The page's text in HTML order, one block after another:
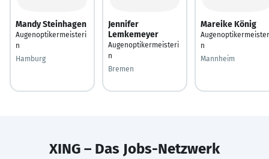
Mandy Steinhagen
Augenoptikermeisteri
n
Hamburg
Jennifer
Lemkemeyer
Augenoptikermeisteri
n
Bremen
Mareike König
n
Mannheim
XING – Das Jobs-Netzwerk